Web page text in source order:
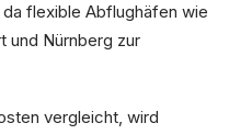
flexible Abflughäfen wie
und Nürnberg zur
vergleicht, wird